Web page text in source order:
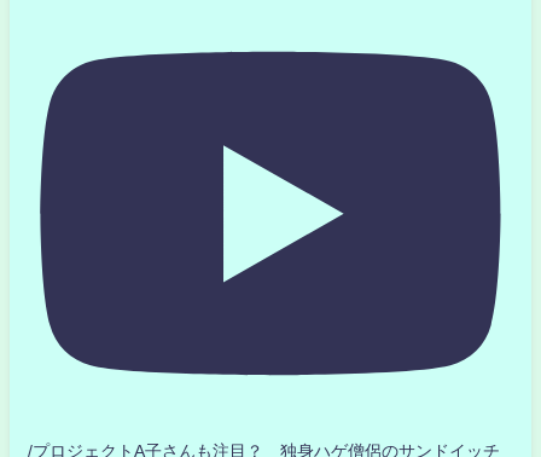
/プロジェクトA子さんも注目？ 独身ハゲ僧侶のサンドイッチ